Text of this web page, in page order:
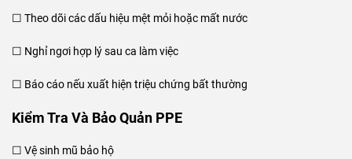
☐ Theo dõi các dấu hiệu mệt mỏi hoặc mất nước
☐ Nghỉ ngơi hợp lý sau ca làm việc
☐ Báo cáo nếu xuất hiện triệu chứng bất thường
Kiểm Tra Và Bảo Quản PPE
☐ Vệ sinh mũ bảo hộ